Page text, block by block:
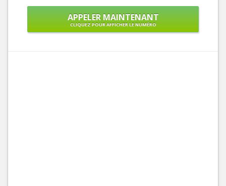
APPELER MAINTENANT
CLIQUEZ POUR AFFICHER LE NUMÉRO